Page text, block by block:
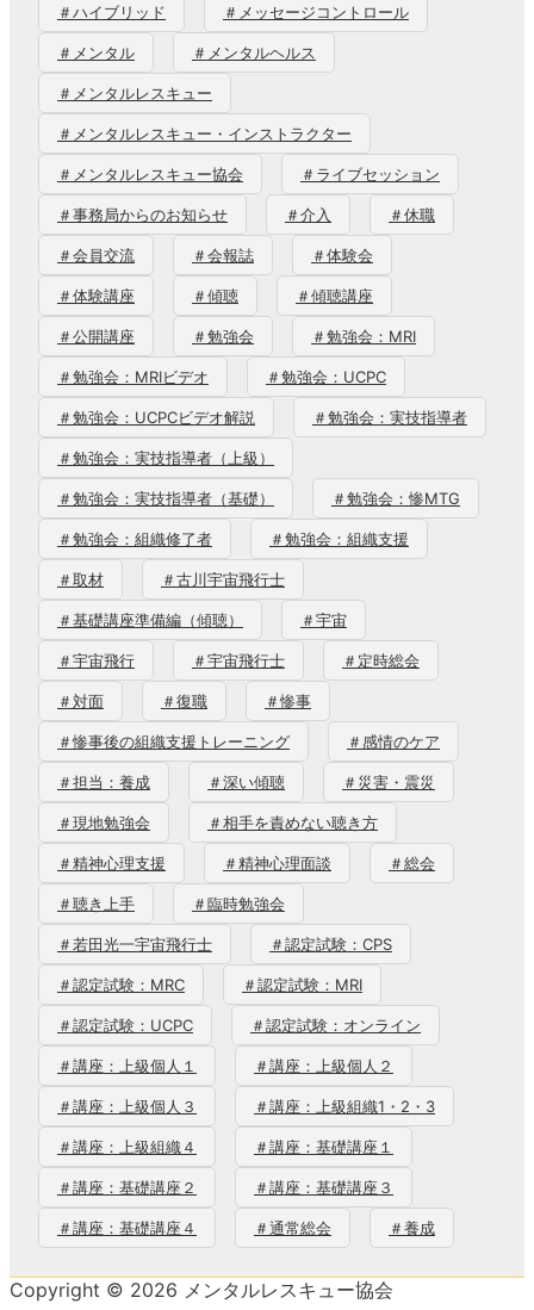
＃ハイブリッド ＃メッセージコントロール
＃メンタル ＃メンタルヘルス
＃メンタルレスキュー
＃メンタルレスキュー・インストラクター
＃メンタルレスキュー協会 ＃ライブセッション
＃事務局からのお知らせ ＃介入 ＃休職
＃会員交流 ＃会報誌 ＃体験会
＃体験講座 ＃傾聴 ＃傾聴講座
＃公開講座 ＃勉強会 ＃勉強会：MRI
＃勉強会：MRIビデオ ＃勉強会：UCPC
＃勉強会：UCPCビデオ解説 ＃勉強会：実技指導者
＃勉強会：実技指導者（上級）
＃勉強会：実技指導者（基礎） ＃勉強会：惨MTG
＃勉強会：組織修了者 ＃勉強会：組織支援
＃取材 ＃古川宇宙飛行士
＃基礎講座準備編（傾聴） ＃宇宙
＃宇宙飛行 ＃宇宙飛行士 ＃定時総会
＃対面 ＃復職 ＃惨事
＃惨事後の組織支援トレーニング ＃感情のケア
＃担当：養成 ＃深い傾聴 ＃災害・震災
＃現地勉強会 ＃相手を責めない聴き方
＃精神心理支援 ＃精神心理面談 ＃総会
＃聴き上手 ＃臨時勉強会
＃若田光一宇宙飛行士 ＃認定試験：CPS
＃認定試験：MRC ＃認定試験：MRI
＃認定試験：UCPC ＃認定試験：オンライン
＃講座：上級個人１ ＃講座：上級個人２
＃講座：上級個人３ ＃講座：上級組織1・2・3
＃講座：上級組織４ ＃講座：基礎講座１
＃講座：基礎講座２ ＃講座：基礎講座３
＃講座：基礎講座４ ＃通常総会 ＃養成
Copyright © 2026 メンタルレスキュー協会